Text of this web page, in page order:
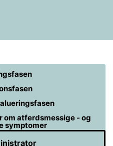
atferdsmessige - og
symptomer